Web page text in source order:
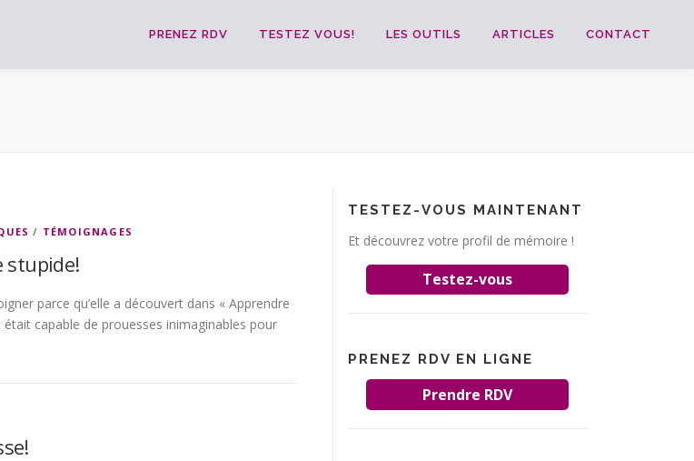
PRENEZ RDV TESTEZ VOUS! LES OUTILS ARTICLES CONTACT
/ TÉMOIGNAGES
stupide!
parce qu’elle a découvert dans « Apprendre
était capable de prouesses inimaginables pour
TESTEZ-VOUS MAINTENANT
Et découvrez votre profil de mémoire !
Testez-vous
PRENEZ RDV EN LIGNE
Prendre RDV